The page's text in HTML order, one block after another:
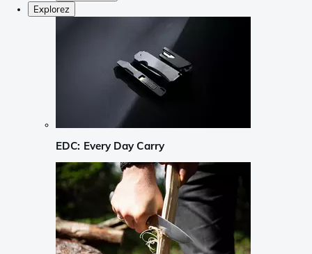
Explorez
EDC: Every Day Carry